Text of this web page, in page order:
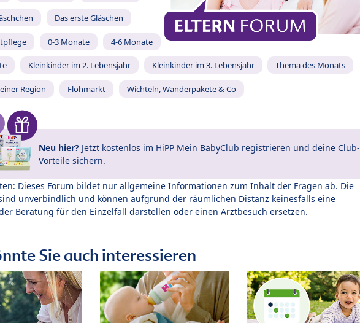
Das erste Gläschen
0-3 Monate 4-6 Monate
Kleinkinder im 2. Lebensjahr Kleinkinder im 3. Lebensjahr Thema des Monats
Region Flohmarkt Wichteln, Wanderpakete & Co
Neu hier? Jetzt kostenlos im HiPP Mein BabyClub registrieren und deine Club-
Vorteile sichern.
Dieses Forum bildet nur allgemeine Informationen zum Inhalt der Fragen ab. Die
unverbindlich und können aufgrund der räumlichen Distanz keinesfalls eine
Beratung für den Einzelfall darstellen oder einen Arztbesuch ersetzen.
Sie auch interessieren